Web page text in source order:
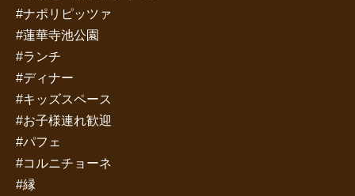
#ナポリピッツァ
#蓮華寺池公園
#ランチ
#ディナー
#キッズスペース
#お子様連れ歓迎
#パフェ
#コルニチョーネ
#縁